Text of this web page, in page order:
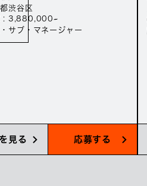
渋谷区
: 3,880,000~
サブ・マネージャー
見る 応募する